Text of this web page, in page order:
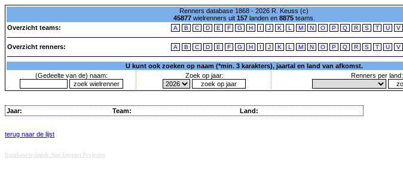
Renners database 1868 - 2026 R. Keuss (c)
45877wielrenners uit 157landen en 8875teams.
Overzicht teams:
A B C D E F G H I J K L M N O P Q R S T U V
Overzicht renners: A B C D E F G H I J K L M N O P Q R S T U V
U kunt ook zoeken op naam (*min. 3 karakters), jaartal en land van afkomst.
(Gedeelte van de) naam:
Zoek op jaar: Renners per land:
Jaar: Team: Land:
terug naar de lijst
Database techniek: Sini Internet Projecten